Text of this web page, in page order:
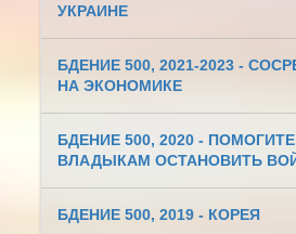
УКРАИНЕ
БДЕНИЕ 500, 2021-2023 -
НА ЭКОНОМИКЕ
БДЕНИЕ 500, 2020 -
ВЛАДЫКАМ ОСТАНОВИТЬ
БДЕНИЕ 500, 2019 - КОРЕЯ